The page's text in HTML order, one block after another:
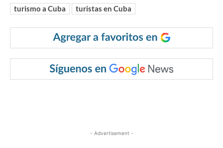
turismo a Cuba
turistas en Cuba
- Advertisement -